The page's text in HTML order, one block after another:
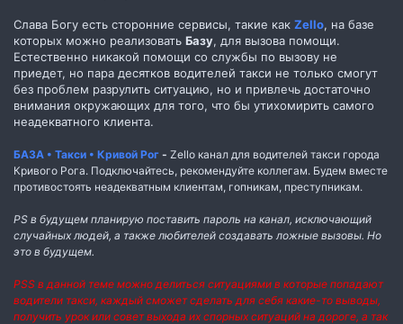
Слава Богу есть сторонние сервисы, такие как Zello, на базе
которых можно реализовать Базу, для вызова помощи.
Естественно никакой помощи со службы по вызову не
приедет, но пара десятков водителей такси не только смогут
без проблем разрулить ситуацию, но и привлечь достаточно
внимания окружающих для того, что бы утихомирить самого
неадекватного клиента.
БАЗА • Такси • Кривой Рог - Zello канал для водителей такси города
Кривого Рога. Подключайтесь, рекомендуйте коллегам. Будем вместе
противостоять неадекватным клиентам, гопникам, преступникам.
PS в будущем планирую поставить пароль на канал, исключающий
случайных людей, а также любителей создавать ложные вызовы. Но
это в будущем.
PSS в данной теме можно делиться ситуациями в которые попадают
водители такси, каждый сможет сделать для себя какие-то выводы,
получить урок или совет выхода их спорных ситуаций на дороге, а так